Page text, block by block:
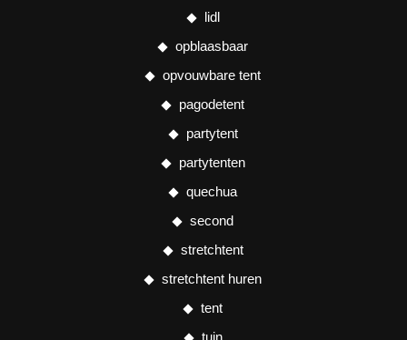
lidl
opblaasbaar
opvouwbare tent
pagodetent
partytent
partytenten
quechua
second
stretchtent
stretchtent huren
tent
tuin